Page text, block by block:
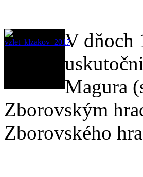
V dňoch
Magura
Zborovským
Zborovského